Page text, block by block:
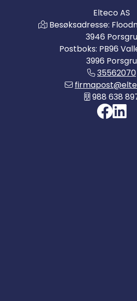
Elteco AS
Besøksadresse:
3946
Postboks: PB96
3996
35562070
988 638
Bærekraft